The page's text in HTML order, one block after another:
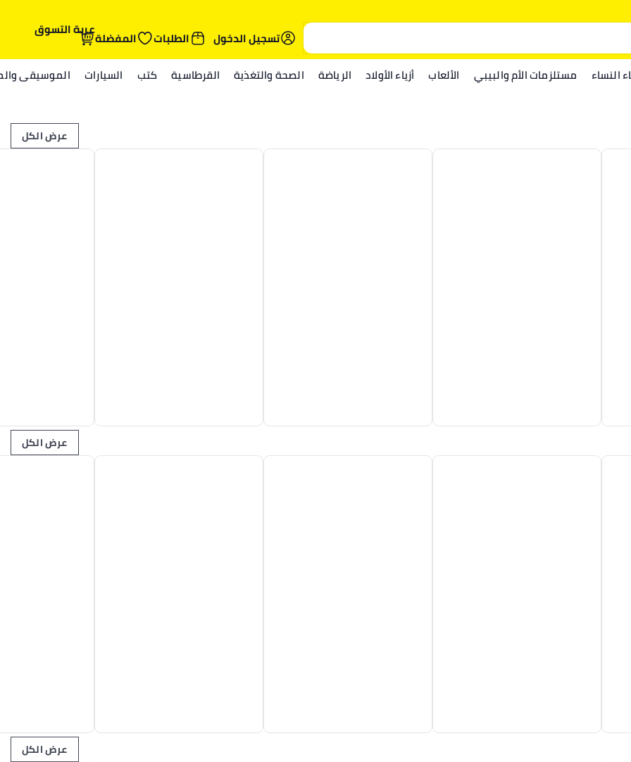
تسجيل الدخول الطلبات المفضلةعربة التسوق
النساء مستلزمات الأم والبيبي الألعاب أزياء الأولاد الرياضة الصحة والتغذية القرطاسية كتب السيارات الموسيقى
عرض الكل
عرض الكل
عرض الكل